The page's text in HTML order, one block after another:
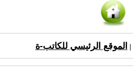
الموقع الرئيسي للكاتب-ة